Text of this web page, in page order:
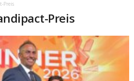
Preis
Preis